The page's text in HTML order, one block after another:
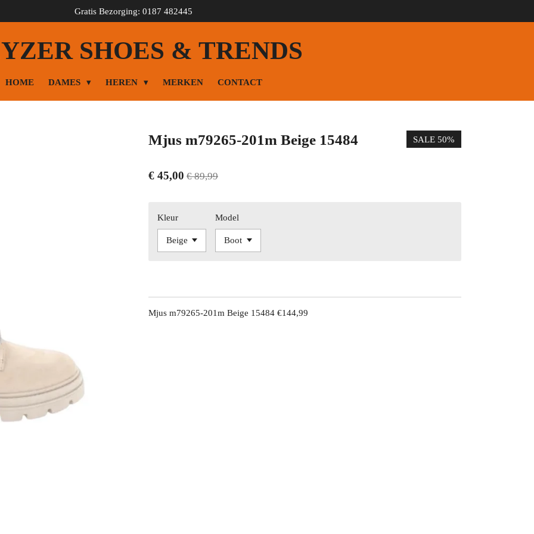
Gratis Bezorging: 0187 482445
SHOES & TRENDS
HOME DAMES HEREN MERKEN CONTACT
Mjus m79265-201m Beige 15484 SALE 50%
€ 45,00 € 89,99
Kleur Model
Mjus m79265-201m Beige 15484 €144,99